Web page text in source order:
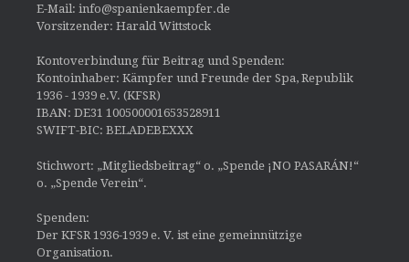
E-Mail: info@spanienkaempfer.de
Vorsitzender: Harald Wittstock
Kontoverbindung für Beitrag und Spenden:
Kontoinhaber: Kämpfer und Freunde der Spa, Republik
1936 - 1939 e.V. (KFSR)
IBAN: DE31 100500001653528911
SWIFT-BIC: BELADEBEXXX
Stichwort: „Mitgliedsbeitrag“ o. „Spende ¡NO PASARÁN!“
o. „Spende Verein“.
Spenden:
Der KFSR 1936-1939 e. V. ist eine gemeinnützige
Organisation.